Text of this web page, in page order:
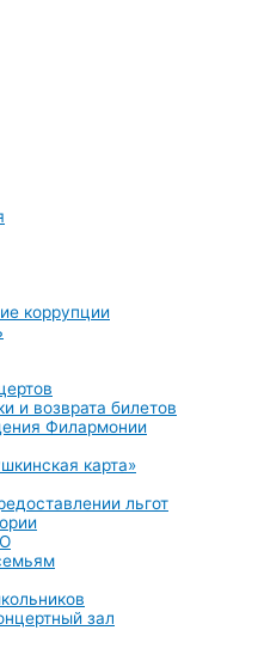
коррупции
и возврата билетов
Филармонии
карта»
льгот
зал